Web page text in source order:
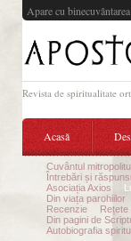
Apare cu
Revista de spiritualitate
Acasă
Cuvântul
Întrebări și
Asociația Axios
Din viața parohiilor
Recenzie
Din pagini de
Autobiografia